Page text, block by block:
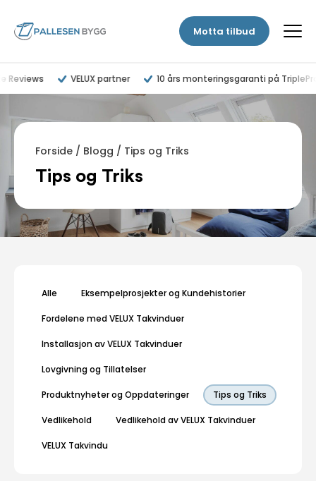
Motta tilbud
Reviews VELUX partner 10 års monteringsgaranti på
Forside / Blogg / Tips og Triks
Tips og Triks
Alle Eksempelprosjekter og Kundehistorier
Fordelene med VELUX Takvinduer
Installasjon av VELUX Takvinduer
Lovgivning og Tillatelser
Produktnyheter og Oppdateringer Tips og Triks
Vedlikehold Vedlikehold av VELUX Takvinduer
VELUX Takvindu